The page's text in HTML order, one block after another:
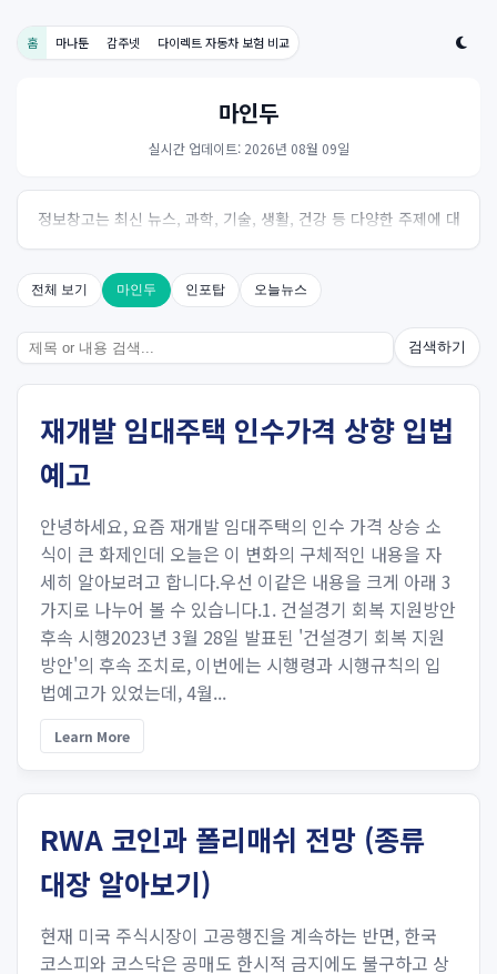
홈 마나툰 감주넷 다이렉트 자동차 보험 비교
마인두
실시간 업데이트: 2026년 08월 09일
정보창고는 최신 뉴스, 과학, 기술, 생활, 건강 등 다양한 주제에 대
한 신뢰성 있는 정보를 제공하는 온라인 자료실입니다.
전체 보기 마인두 인포탑 오늘뉴스
검색하기
재개발 임대주택 인수가격 상향 입법
예고
안녕하세요, 요즘 재개발 임대주택의 인수 가격 상승 소
식이 큰 화제인데 오늘은 이 변화의 구체적인 내용을 자
세히 알아보려고 합니다.우선 이같은 내용을 크게 아래 3
가지로 나누어 볼 수 있습니다.1. 건설경기 회복 지원방안
후속 시행2023년 3월 28일 발표된 '건설경기 회복 지원
방안'의 후속 조치로, 이번에는 시행령과 시행규칙의 입
법예고가 있었는데, 4월...
Learn More
RWA 코인과 폴리매쉬 전망 (종류
대장 알아보기)
현재 미국 주식시장이 고공행진을 계속하는 반면, 한국
코스피와 코스닥은 공매도 한시적 금지에도 불구하고 상